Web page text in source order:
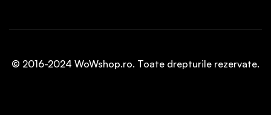
© 2016-2024 WoWshop.ro. Toate drepturile rezervate.